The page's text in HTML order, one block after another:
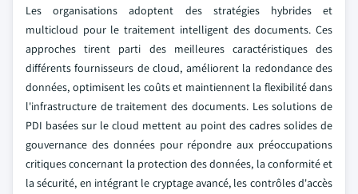
Les organisations adoptent des stratégies hybrides et
multicloud pour le traitement intelligent des documents. Ces
approches tirent parti des meilleures caractéristiques des
différents fournisseurs de cloud, améliorent la redondance des
données, optimisent les coûts et maintiennent la flexibilité dans
l'infrastructure de traitement des documents. Les solutions de
PDI basées sur le cloud mettent au point des cadres solides de
gouvernance des données pour répondre aux préoccupations
critiques concernant la protection des données, la conformité et
la sécurité, en intégrant le cryptage avancé, les contrôles d'accès